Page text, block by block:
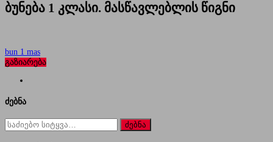
ბუნება 1 კლასი. მასწავლებლის წიგნი
bun 1 mas
გაზიარება
ძებნა
ძებნა
for: